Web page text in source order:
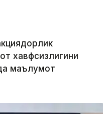
хавфсизлигини
маълумот